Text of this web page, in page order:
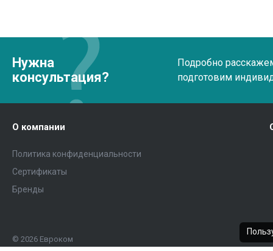
Нужна
консультация?
Подробно
подготовим
О компании
Политика конфиденциальности
Сертификаты
Бренды
© 2026 Евроком